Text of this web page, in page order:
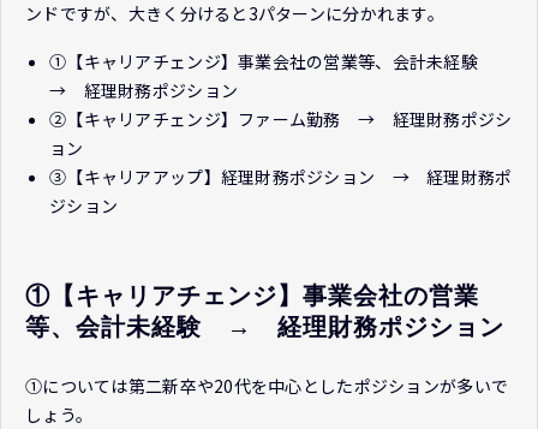
ンドですが、大きく分けると3パターンに分かれます。
①【キャリアチェンジ】事業会社の営業等、会計未経験
→ 経理財務ポジション
②【キャリアチェンジ】ファーム勤務 → 経理財務ポジシ
ョン
③【キャリアアップ】経理財務ポジション → 経理財務ポ
ジション
①【キャリアチェンジ】事業会社の営業
等、会計未経験　→　経理財務ポジション
①については第二新卒や20代を中心としたポジションが多いで
しょう。